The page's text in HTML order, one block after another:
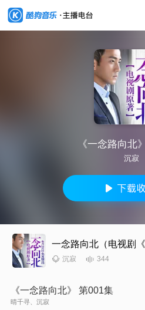
《一念路向北
沉寂
沉寂 344
《一念路向北》 第001集
晴千寻、沉寂